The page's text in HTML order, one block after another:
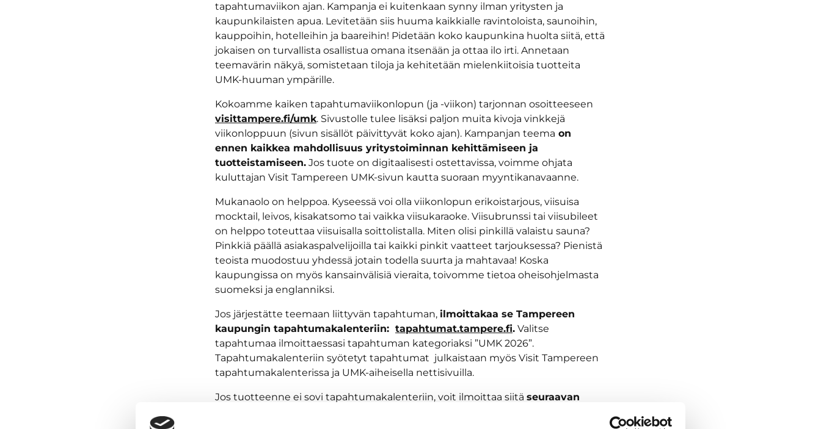
tapahtumaviikon ajan. Kampanja ei kuitenkaan synny ilman yritysten ja
kaupunkilaisten apua. Levitetään siis huuma kaikkialle ravintoloista, saunoihin,
kauppoihin, hotelleihin ja baareihin! Pidetään koko kaupunkina huolta siitä, että
jokaisen on turvallista osallistua omana itsenään ja ottaa ilo irti. Annetaan
teemavärin näkyä, somistetaan tiloja ja kehitetään mielenkiitoisia tuotteita
UMK-huuman ympärille.
Kokoamme kaiken tapahtumaviikonlopun (ja -viikon) tarjonnan osoitteeseen
visittampere.fi/umk. Sivustolle tulee lisäksi paljon muita kivoja vinkkejä
viikonloppuun (sivun sisällöt päivittyvät koko ajan). Kampanjan teema on
ennen kaikkea mahdollisuus yritystoiminnan kehittämiseen ja
tuotteistamiseen. Jos tuote on digitaalisesti ostettavissa, voimme ohjata
kuluttajan Visit Tampereen UMK-sivun kautta suoraan myyntikanavaanne.
Mukanaolo on helppoa. Kyseessä voi olla viikonlopun erikoistarjous, viisuisa
mocktail, leivos, kisakatsomo tai vaikka viisukaraoke. Viisubrunssi tai viisubileet
on helppo toteuttaa viisuisalla soittolistalla. Miten olisi pinkillä valaistu sauna?
Pinkkiä päällä asiakaspalvelijoilla tai kaikki pinkit vaatteet tarjouksessa? Pienistä
teoista muodostuu yhdessä jotain todella suurta ja mahtavaa! Koska
kaupungissa on myös kansainvälisiä vieraita, toivomme tietoa oheisohjelmasta
suomeksi ja englanniksi.
Jos järjestätte teemaan liittyvän tapahtuman, ilmoittakaa se Tampereen
kaupungin tapahtumakalenteriin: tapahtumat.tampere.fi. Valitse
tapahtumaa ilmoittaessasi tapahtuman kategoriaksi ”UMK 2026”.
Tapahtumakalenteriin syötetyt tapahtumat julkaistaan myös Visit Tampereen
tapahtumakalenterissa ja UMK-aiheisella nettisivuilla.
Jos tuotteenne ei sovi tapahtumakalenteriin, voit ilmoittaa siitä seuraavan